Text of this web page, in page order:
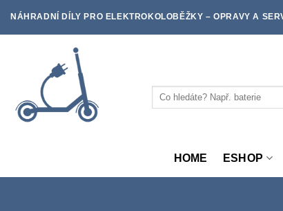
NÁHRADNÍ DÍLY PRO ELEKTROKOLOBĚŽKY – OPRAVY A
Hledat:
HOME ESHOP